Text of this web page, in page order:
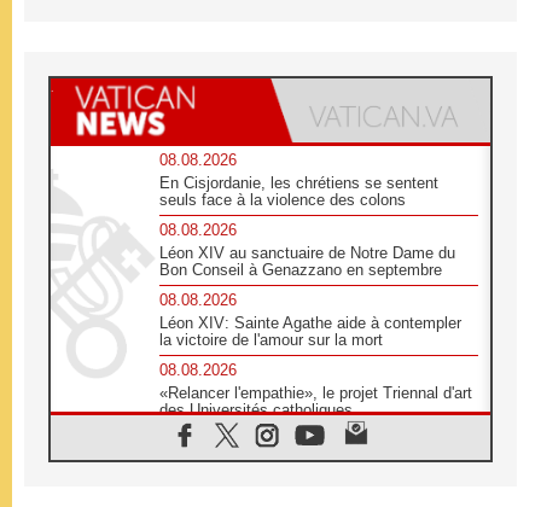
08.08.2026
En Cisjordanie, les chrétiens se sentent
seuls face à la violence des colons
08.08.2026
Léon XIV au sanctuaire de Notre Dame du
Bon Conseil à Genazzano en septembre
08.08.2026
Léon XIV: Sainte Agathe aide à contempler
la victoire de l'amour sur la mort
08.08.2026
«Relancer l'empathie», le projet Triennal d'art
des Universités catholiques
08.08.2026
Signis 2026, donner la parole aux religieuses